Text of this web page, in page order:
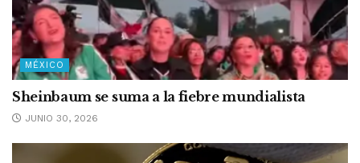
MÉXICO
Sheinbaum se suma a la fiebre mundialista
JUNIO 30, 2026